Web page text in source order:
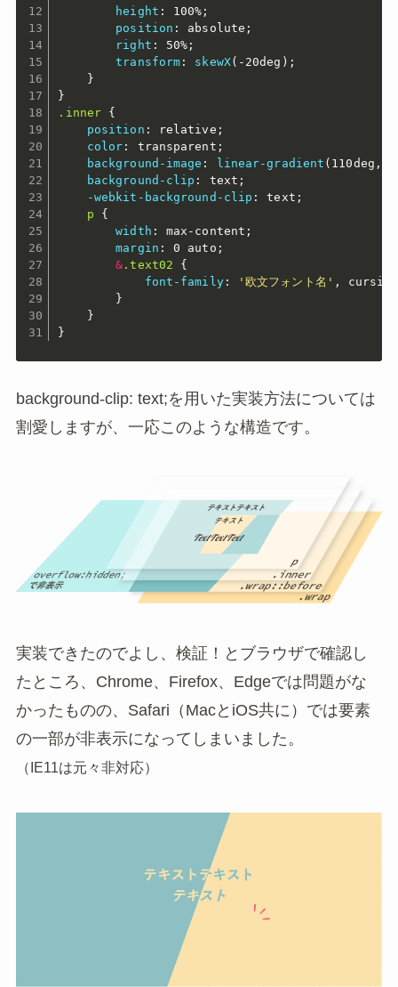
height : 100% ;
position : absolute ;
right : 50% ;
transform : skewX( -20deg ) ;
}
}
.inner {
position : relative ;
color : transparent ;
background-image : linear-gradient ( 110deg ,
background-clip : text ;
-webkit-background-clip : text ;
p {
width : max-content ;
margin : 0 auto ;
& .text02 {
font-family: '欧文フォント名' ,
cursive
}
}
}
background-clip: text;を用いた実装方法については
割愛しますが、一応このような構造です。
実装できたのでよし、検証！とブラウザで確認し
たところ、Chrome、Firefox、Edgeでは問題がな
かったものの、Safari（MacとiOS共に）では要素
の一部が非表示になってしまいました。
（IE11は元々非対応）